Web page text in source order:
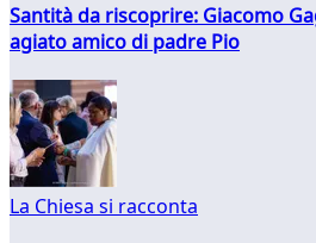
Santità da riscoprire: Giacomo
agiato amico di padre Pio
La Chiesa si racconta